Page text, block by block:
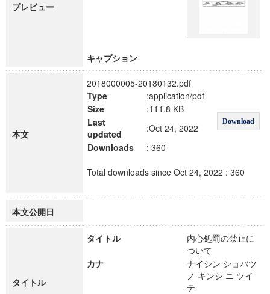
プレビュー
キャプション
本文
2018000005-20180132.pdf
Type
:application/pdf
Download
Size
:111.8 KB
Last
updated
:Oct 24, 2022
Downloads
: 360
Total downloads since Oct 24, 2022 : 360
本文公開日
タイトル
タイトル
内心処罰の禁止に
ついて
カナ
ナイシン ショバツ
ノ キンシ ニ ツイ
テ